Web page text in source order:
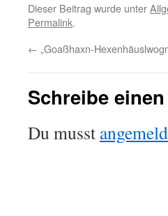
Dieser Beitrag wurde unter
Permalink.
← „Goaßhaxn-
Schreibe
Du musst